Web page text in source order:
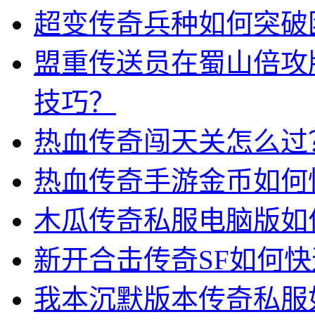
超变传奇兵种如何突
盟重传送员在蜀山倍
技巧？
热血传奇闯天关怎么
热血传奇手游金币如
木瓜传奇私服电脑版
新开合击传奇SF如何
我本沉默版本传奇私